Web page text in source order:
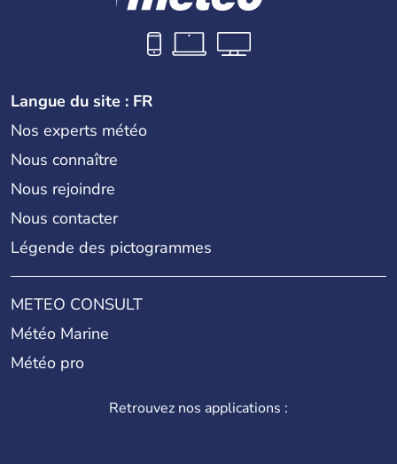
Langue du site : FR
Nos experts météo
Nous connaître
Nous rejoindre
Nous contacter
Légende des pictogrammes
METEO CONSULT
Météo Marine
Météo pro
Retrouvez nos applications :